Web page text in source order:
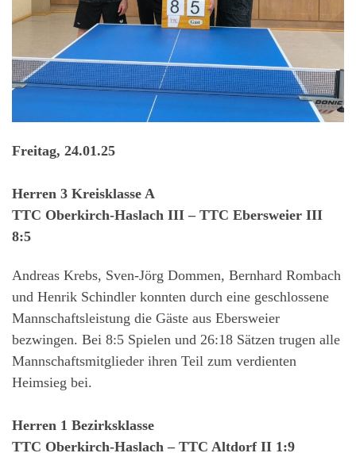
Freitag, 24.01.25
Herren 3 Kreisklasse A
TTC Oberkirch-Haslach III – TTC Ebersweier III
8:5
Andreas Krebs, Sven-Jörg Dommen, Bernhard Rombach
und Henrik Schindler konnten durch eine geschlossene
Mannschaftsleistung die Gäste aus Ebersweier
bezwingen. Bei 8:5 Spielen und 26:18 Sätzen trugen alle
Mannschaftsmitglieder ihren Teil zum verdienten
Heimsieg bei.
Herren 1 Bezirksklasse
TTC Oberkirch-Haslach – TTC Altdorf II 1:9